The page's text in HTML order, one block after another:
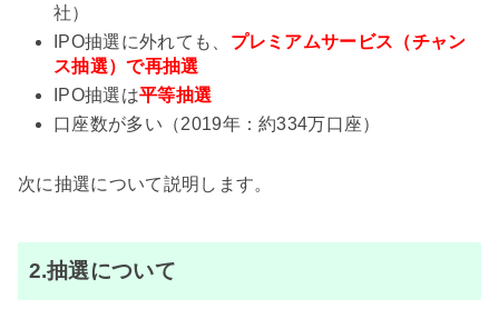
社）
IPO抽選に外れても、 プレミアムサービス（チャン
ス抽選）で再抽選
IPO抽選は平等抽選
口座数が多い（2019年：約334万口座）
次に抽選について説明します。
2.抽選について